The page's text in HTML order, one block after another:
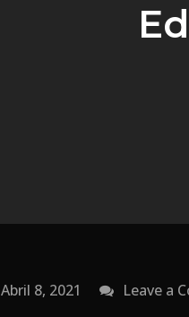
Abril 8, 2021 Leave a